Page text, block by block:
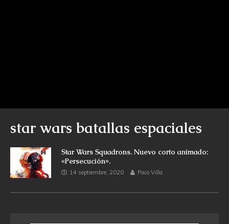
star wars batallas espaciales
Star Wars Squadrons. Nuevo corto animado:
«Persecución».
14 septiembre, 2020 Paco Villa